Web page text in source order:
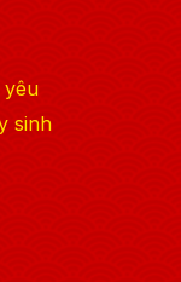
yêu
sinh